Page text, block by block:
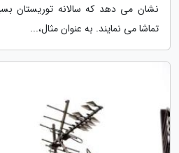
نشان می دهد که سالانه توریستان
تماشا می نمایند. به عنوان مثال،...